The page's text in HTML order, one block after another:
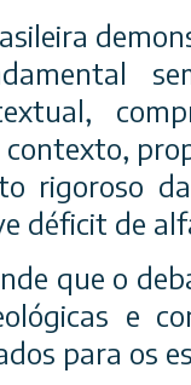
contexto,
rigoroso
déficit de
que o
e
para os